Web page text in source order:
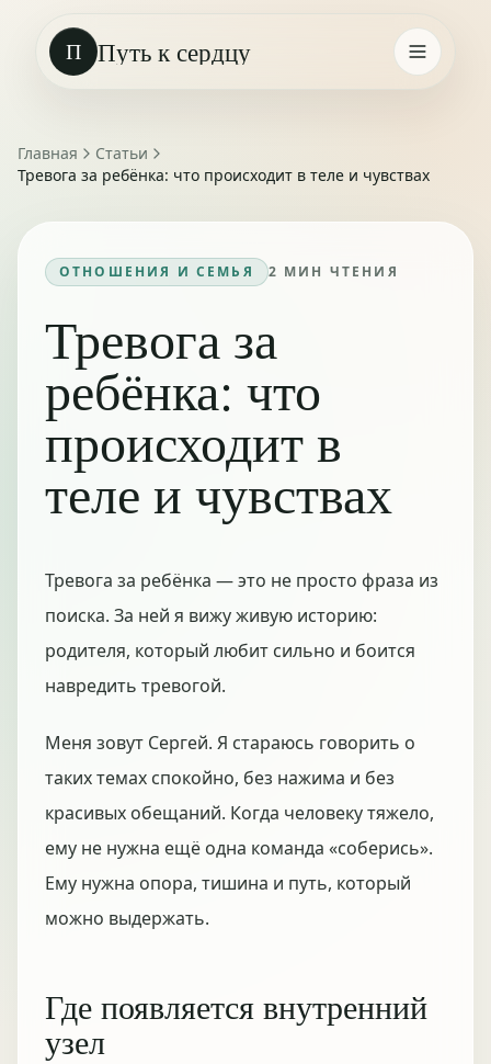
П Путь к сердцу
Главная
Статьи
Тревога за ребёнка: что происходит в теле и чувствах
ОТНОШЕНИЯ И СЕМЬЯ 2 МИН ЧТЕНИЯ
Тревога за
ребёнка: что
происходит в
теле и чувствах
Тревога за ребёнка — это не просто фраза из
поиска. За ней я вижу живую историю:
родителя, который любит сильно и боится
навредить тревогой.
Меня зовут Сергей. Я стараюсь говорить о
таких темах спокойно, без нажима и без
красивых обещаний. Когда человеку тяжело,
ему не нужна ещё одна команда «соберись».
Ему нужна опора, тишина и путь, который
можно выдержать.
Где появляется внутренний
узел